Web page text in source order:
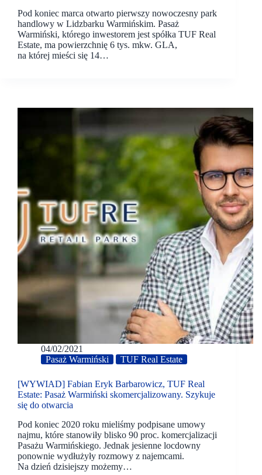
Pod koniec marca otwarto pierwszy nowoczesny park
handlowy w Lidzbarku Warmińskim. Pasaż
Warmiński, którego inwestorem jest spółka TUF Real
Estate, ma powierzchnię 6 tys. mkw. GLA,
na której mieści się 14…
04/02/2021
Pasaż Warmiński
TUF Real Estate
[WYWIAD] Fabian Eryk Barbarowicz, TUF Real
Estate: Pasaż Warmiński skomercjalizowany. Szykuje
się do otwarcia
Pod koniec 2020 roku mieliśmy podpisane umowy
najmu, które stanowiły blisko 90 proc. komercjalizacji
Pasażu Warmińskiego. Jednak jesienne locdowny
ponownie wydłużyły rozmowy z najemcami.
Na dzień dzisiejszy możemy…